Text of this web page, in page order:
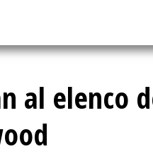
al elenco